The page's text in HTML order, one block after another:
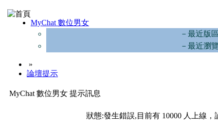
MyChat 數位男女
－最近版
－最近瀏
»
論壇提示
MyChat 數位男女 提示訊息
狀態:發生錯誤,目前有 10000 人上線